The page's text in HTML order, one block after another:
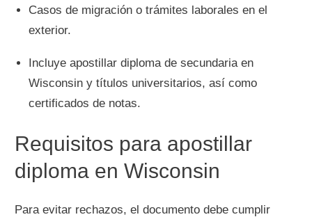
Casos de migración o trámites laborales en el
exterior.
Incluye apostillar diploma de secundaria en
Wisconsin y títulos universitarios, así como
certificados de notas.
Requisitos para apostillar
diploma en Wisconsin
Para evitar rechazos, el documento debe cumplir